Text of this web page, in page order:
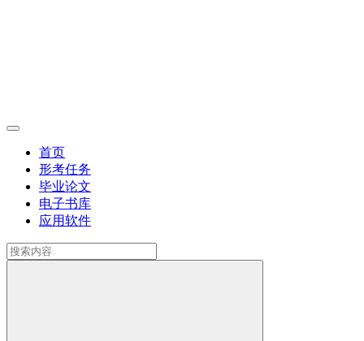
首页
形考任务
毕业论文
电子书库
应用软件